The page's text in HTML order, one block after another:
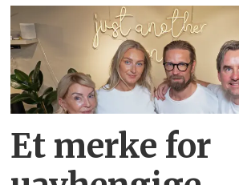
Et merke for